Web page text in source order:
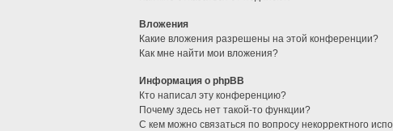
Вложения
Какие вложения разрешены на этой конференции?
Как мне найти мои вложения?
Информация о phpBB
Кто написал эту конференцию?
Почему здесь нет такой-то функции?
С кем можно связаться по вопросу некорректного